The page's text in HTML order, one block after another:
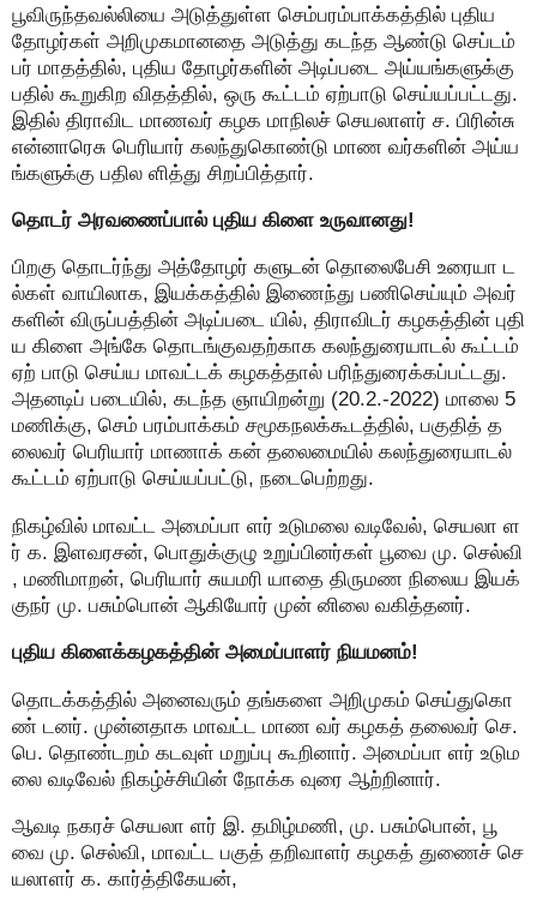
பூவிருந்தவல்லியை அடுத்துள்ள செம்பரம்பாக்கத்தில் புதிய
தோழர்கள் அறிமுகமானதை அடுத்து கடந்த ஆண்டு செப்டம்
பர் மாதத்தில், புதிய தோழர்களின் அடிப்படை அய்யங்களுக்கு
பதில் கூறுகிற விதத்தில், ஒரு கூட்டம் ஏற்பாடு செய்யப்பட்டது.
இதில் திராவிட மாணவர் கழக மாநிலச் செயலாளர் ச. பிரின்சு
என்னாரெசு பெரியார் கலந்துகொண்டு மாண வர்களின் அய்ய
ங்களுக்கு பதில ளித்து சிறப்பித்தார்.
தொடர் அரவணைப்பால் புதிய கிளை உருவானது!
பிறகு தொடர்ந்து அத்தோழர் களுடன் தொலைபேசி உரையா ட
ல்கள் வாயிலாக, இயக்கத்தில் இணைந்து பணிசெய்யும் அவர்
களின் விருப்பத்தின் அடிப்படை யில், திராவிடர் கழகத்தின் புதி
ய கிளை அங்கே தொடங்குவதற்காக கலந்துரையாடல் கூட்டம்
ஏற் பாடு செய்ய மாவட்டக் கழகத்தால் பரிந்துரைக்கப்பட்டது.
அதனடிப் படையில், கடந்த ஞாயிறன்று (20.2.-2022) மாலை 5
மணிக்கு, செம் பரம்பாக்கம் சமூகநலக்கூடத்தில், பகுதித் த
லைவர் பெரியார் மாணாக் கன் தலைமையில் கலந்துரையாடல்
கூட்டம் ஏற்பாடு செய்யப்பட்டு, நடைபெற்றது.
நிகழ்வில் மாவட்ட அமைப்பா ளர் உடுமலை வடிவேல், செயலா ள
ர் க. இளவரசன், பொதுக்குழு உறுப்பினர்கள் பூவை மு. செல்வி
, மணிமாறன், பெரியார் சுயமரி யாதை திருமண நிலைய இயக்
குநர் மு. பசும்பொன் ஆகியோர் முன் னிலை வகித்தனர்.
புதிய கிளைக்கழகத்தின் அமைப்பாளர் நியமனம்!
தொடக்கத்தில் அனைவரும் தங்களை அறிமுகம் செய்துகொ
ண் டனர். முன்னதாக மாவட்ட மாண வர் கழகத் தலைவர் செ.
பெ. தொண்டறம் கடவுள் மறுப்பு கூறினார். அமைப்பா ளர் உடும
லை வடிவேல் நிகழ்ச்சியின் நோக்க வுரை ஆற்றினார்.
ஆவடி நகரச் செயலா ளர் இ. தமிழ்மணி, மு. பசும்பொன், பூ
வை மு. செல்வி, மாவட்ட பகுத் தறிவாளர் கழகத் துணைச் செ
யலாளர் க. கார்த்திகேயன்,